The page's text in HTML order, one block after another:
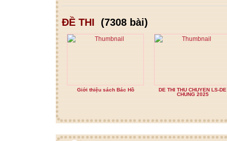
ĐỀ THI (7308 bài)
Giới thiệu sách Bác Hồ
DE THI THU CHUYEN LS-DE
CHUNG 2025